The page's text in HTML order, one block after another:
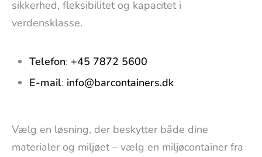
sikkerhed, fleksibilitet og kapacitet i
verdensklasse.
Telefon: +45 7872 5600
E-mail: info@barcontainers.dk
Vælg en løsning, der beskytter både dine
materialer og miljøet – vælg en miljøcontainer fra